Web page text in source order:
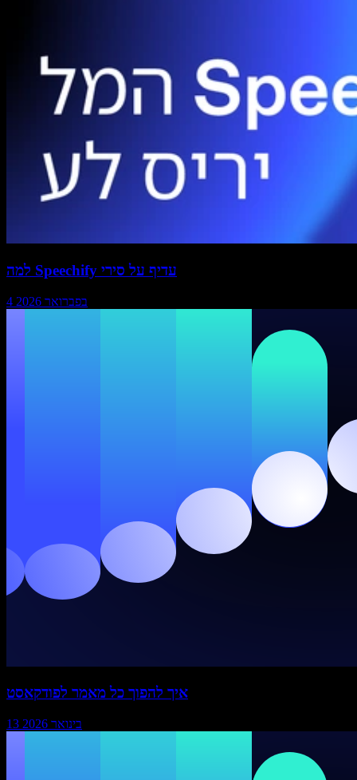
למה Speechify עדיף על סירי
4 בפברואר 2026
איך להפוך כל מאמר לפודקאסט
13 בינואר 2026